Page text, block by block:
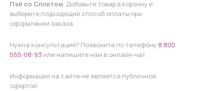
Пэй со Сплитом. Добавьте товар в корзину и
выберите подходящий способ оплаты при
оформлении заказа.
Нужна консультация? Позвоните по телефону 8 800
555-08-93 или напишите нам в онлайн-чат.
Информация на сайте не является публичной
офертой.